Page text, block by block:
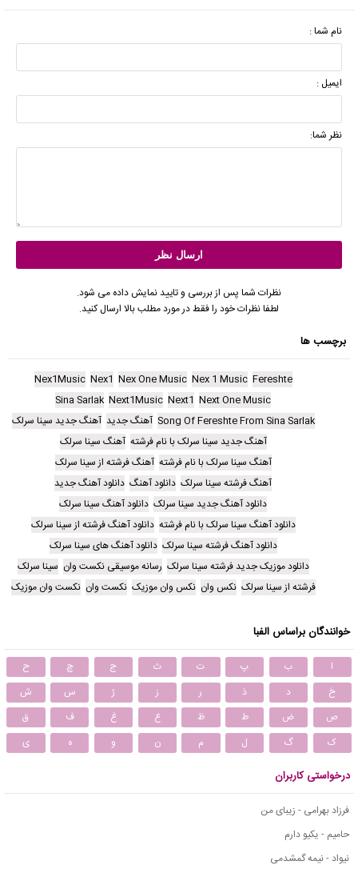
نام شما :
ایمیل :
نظر شما:
نظرات شما پس از بررسی و تایید نمایش داده می شود.
لطفا نظرات خود را فقط در مورد مطلب بالا ارسال کنید.
برچسب ها
Fereshte
Nex 1 Music
Nex One Music
Nex1
Nex1Music
Next One Music
Next1
Next1Music
Sina Sarlak
Song Of Fereshte From Sina Sarlak آهنگ جدید آهنگ جدید سینا سرلک
آهنگ جدید سینا سرلک با نام فرشته آهنگ سینا سرلک
آهنگ سینا سرلک با نام فرشته آهنگ فرشته از سینا سرلک
آهنگ فرشته سینا سرلک دانلود آهنگ دانلود آهنگ جدید
دانلود آهنگ جدید سینا سرلک دانلود آهنگ سینا سرلک
دانلود آهنگ سینا سرلک با نام فرشته دانلود آهنگ فرشته از سینا سرلک
دانلود آهنگ فرشته سینا سرلک دانلود آهنگ های سینا سرلک
دانلود موزیک جدید فرشته سینا سرلک رسانه موسیقی نکست وان سینا سرلک
فرشته از سینا سرلک نکس وان نکس وان موزیک نکست وان نکست وان موزیک
خوانندگان براساس الفبا
ا ب پ ت ث ج چ
ح
خ
د ذ ر ز ژ س
ش
ص
ض ط ظ ع غ ف
ق
ک
گ ل م ن و ه ی
درخواستی کاربران
فرزاد بهرامی - زیبای من
حامیم - یکیو دارم
نیواد - نیمه گمشدمی